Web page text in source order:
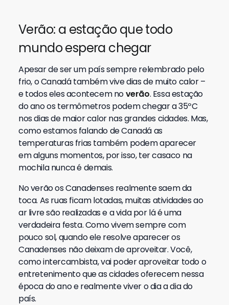
Verão: a estação que todo
mundo espera chegar
Apesar de ser um país sempre relembrado pelo
frio, o Canadá também vive dias de muito calor –
e todos eles acontecem noverão. Essa estação
do ano os termômetros podem chegar a 35ºC
nos dias de maior calor nas grandes cidades. Mas,
como estamos falando de Canadá as
temperaturas frias também podem aparecer
em alguns momentos, por isso, ter casaco na
mochila nunca é demais.
No verão os Canadenses realmente saem da
toca. As ruas ficam lotadas, muitas atividades ao
ar livre são realizadas e a vida por lá é uma
verdadeira festa. Como vivem sempre com
pouco sol, quando ele resolve aparecer os
Canadenses não deixam de aproveitar. Você,
como intercambista, vai poder aproveitar todo o
entretenimento que as cidades oferecem nessa
época do ano e realmente viver o dia a dia do
país.